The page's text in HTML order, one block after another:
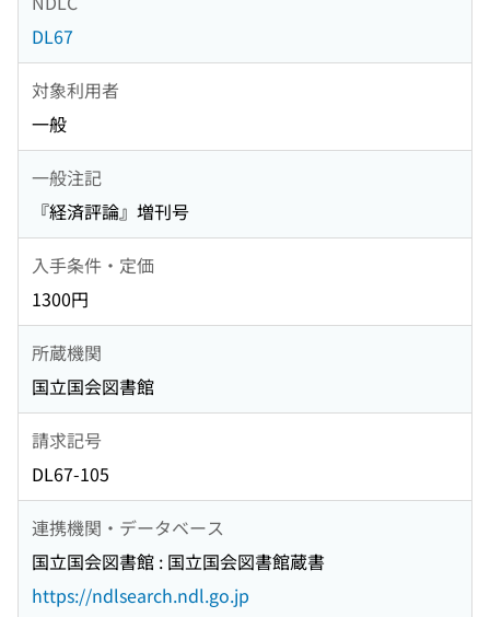
DL67
対象利用者
一般
一般注記
『経済評論』増刊号
入手条件・定価
1300円
所蔵機関
国立国会図書館
請求記号
DL67-105
連携機関・データベース
国立国会図書館 : 国立国会図書館蔵書
https://ndlsearch.ndl.go.jp